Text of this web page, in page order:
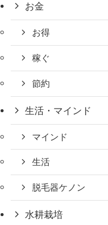
お金
お得
稼ぐ
節約
生活・マインド
マインド
生活
脱毛器ケノン
水耕栽培